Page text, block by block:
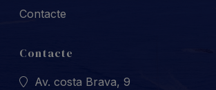
Contacte
Contacte
Av. costa Brava, 9